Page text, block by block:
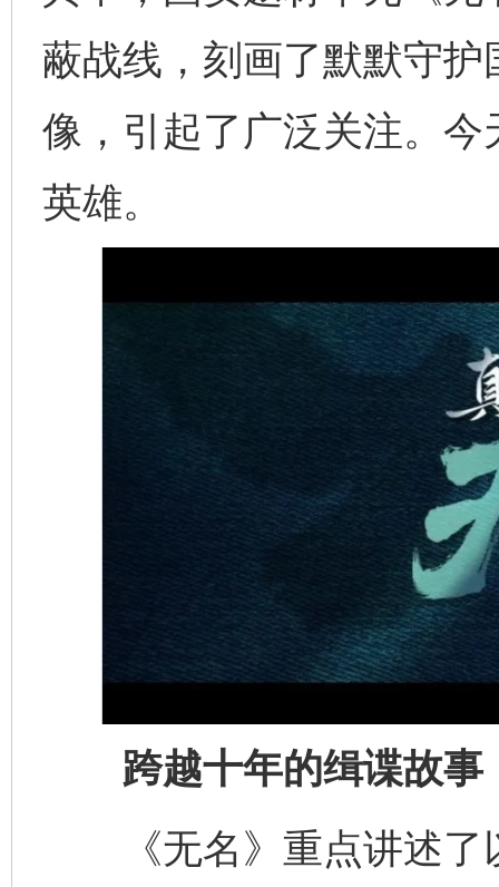
蔽战线，刻画了默默守
像，引起了广泛关注。
英雄。
跨越十年的缉谍故事
《无名》重点讲述了